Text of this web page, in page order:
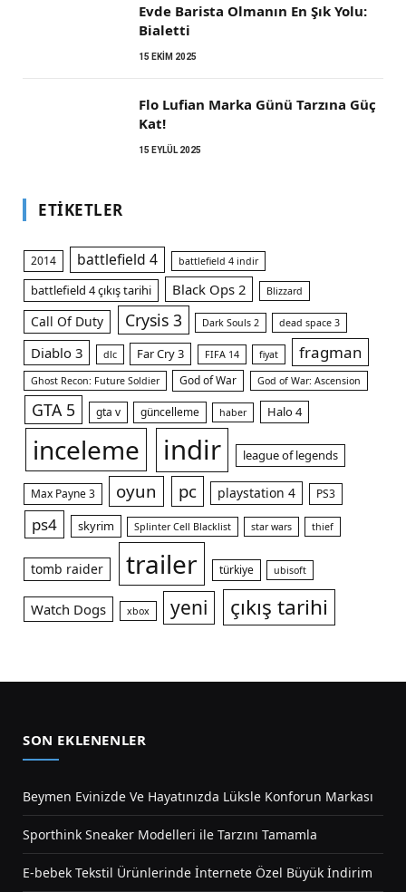
Evde Barista Olmanın En Şık Yolu:
Bialetti
15 EKIM 2025
Flo Lufian Marka Günü Tarzına Güç
Kat!
15 EYLÜL 2025
ETIKETLER
2014 battlefield 4 battlefield 4 indir
battlefield 4 çıkış tarihi Black Ops 2 Blizzard
Call Of Duty Crysis 3 Dark Souls 2 dead space 3
Diablo 3 dlc Far Cry 3 FIFA 14 fiyat fragman
Ghost Recon: Future Soldier God of War God of War: Ascension
GTA 5 gta v güncelleme haber Halo 4
inceleme indir league of legends
Max Payne 3 oyun pc playstation 4 PS3
ps4 skyrim Splinter Cell Blacklist star wars thief
tomb raider trailer türkiye ubisoft
Watch Dogs xbox yeni çıkış tarihi
SON EKLENENLER
Beymen Evinizde Ve Hayatınızda Lüksle Konforun Markası
Sporthink Sneaker Modelleri ile Tarzını Tamamla
E-bebek Tekstil Ürünlerinde İnternete Özel Büyük İndirim